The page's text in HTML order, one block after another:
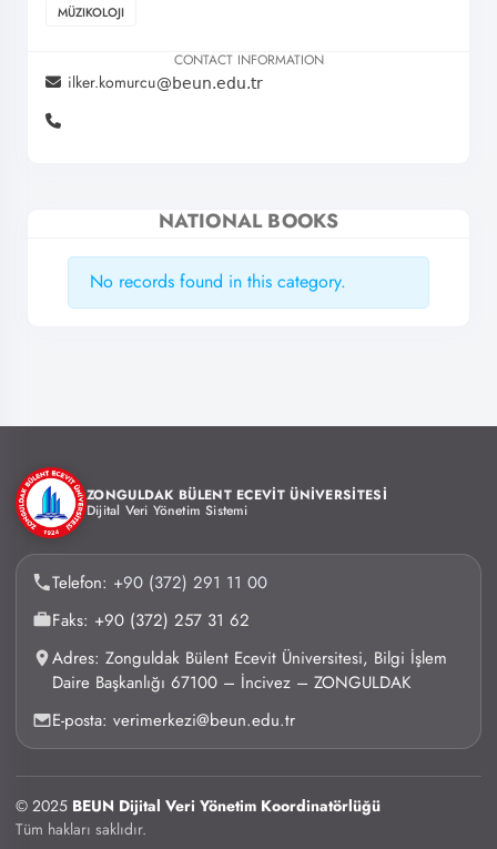
MÜZIKOLOJI
CONTACT INFORMATION
ilker.komurcu
NATIONAL BOOKS
No records found in this category.
ZONGULDAK BÜLENT ECEVİT ÜNİVERSİTESİ
Dijital Veri Yönetim Sistemi
Telefon: +90 (372) 291 11 00
Faks: +90 (372) 257 31 62
Adres: Zonguldak Bülent Ecevit Üniversitesi, Bilgi İşlem
Daire Başkanlığı 67100 – İncivez – ZONGULDAK
E-posta: verimerkezi@beun.edu.tr
© 2025 BEUN Dijital Veri Yönetim Koordinatörlüğü
Tüm hakları saklıdır.